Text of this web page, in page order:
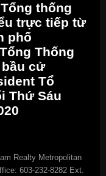
thống
trực tiếp từ
phố
Thống
cử
Tổ
Thứ Sáu
Realty Metropolitan
603-232-8282 Ext.